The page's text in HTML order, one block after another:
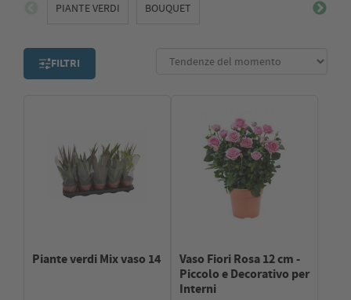
PIANTE VERDI BOUQUET
FILTRI
Piante verdi Mix vaso 14
Vaso Fiori Rosa 12 cm -
Piccolo e Decorativo per
Interni